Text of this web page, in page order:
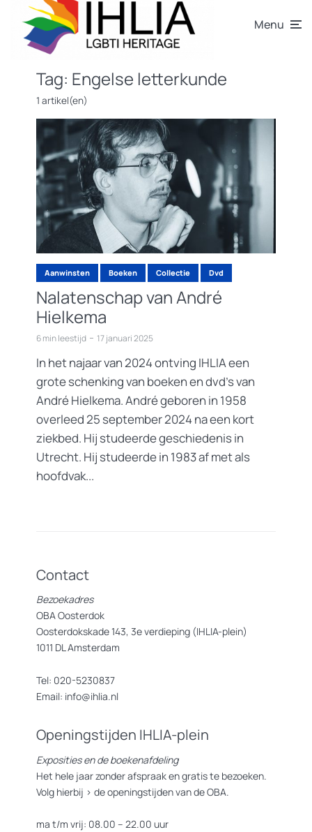
Menu
Tag: Engelse letterkunde
1 artikel(en)
Aanwinsten Boeken Collectie Dvd
Nalatenschap van André
Hielkema
6 min leestijd 17 januari 2025
In het najaar van 2024 ontving IHLIA een
grote schenking van boeken en dvd’s van
André Hielkema. André geboren in 1958
overleed 25 september 2024 na een kort
ziekbed. Hij studeerde geschiedenis in
Utrecht. Hij studeerde in 1983 af met als
hoofdvak...
Contact
Bezoekadres
OBA Oosterdok
Oosterdokskade 143, 3e verdieping (IHLIA-plein)
1011 DL Amsterdam
Tel: 020-5230837
Email: info@ihlia.nl
Openingstijden IHLIA-plein
Exposities en de boekenafdeling
Het hele jaar zonder afspraak en gratis te bezoeken.
Volg hierbij > de openingstijden van de OBA.
ma t/m vrij: 08.00 – 22.00 uur